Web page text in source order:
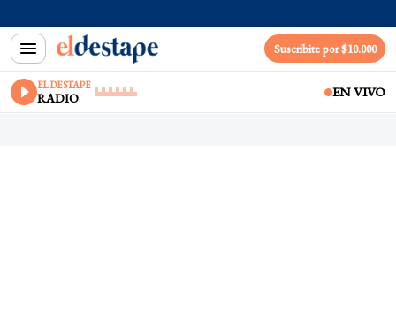
Suscribite por $10.000
EL DESTAPE
RADIO EN VIVO